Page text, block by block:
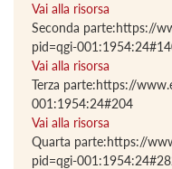
Vai alla risorsa
Seconda parte:https://
pid=qgi-
Vai alla risorsa
Terza parte:https://
001:1954:24#204
Vai alla risorsa
Quarta parte:https://
pid=qgi-